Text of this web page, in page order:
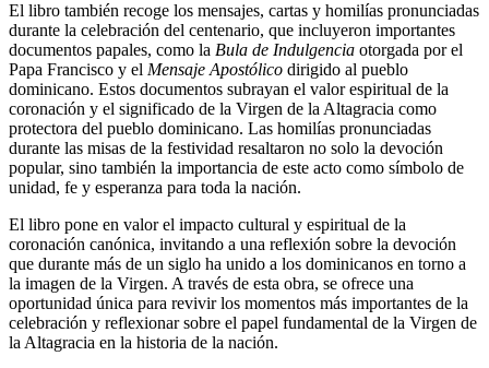
El libro también recoge los mensajes, cartas y homilías pronunciadas
durante la celebración del centenario, que incluyeron importantes
documentos papales, como la Bula de Indulgencia otorgada por el
Papa Francisco y el Mensaje Apostólico dirigido al pueblo
dominicano. Estos documentos subrayan el valor espiritual de la
coronación y el significado de la Virgen de la Altagracia como
protectora del pueblo dominicano. Las homilías pronunciadas
durante las misas de la festividad resaltaron no solo la devoción
popular, sino también la importancia de este acto como símbolo de
unidad, fe y esperanza para toda la nación.
El libro pone en valor el impacto cultural y espiritual de la
coronación canónica, invitando a una reflexión sobre la devoción
que durante más de un siglo ha unido a los dominicanos en torno a
la imagen de la Virgen. A través de esta obra, se ofrece una
oportunidad única para revivir los momentos más importantes de la
celebración y reflexionar sobre el papel fundamental de la Virgen de
la Altagracia en la historia de la nación.